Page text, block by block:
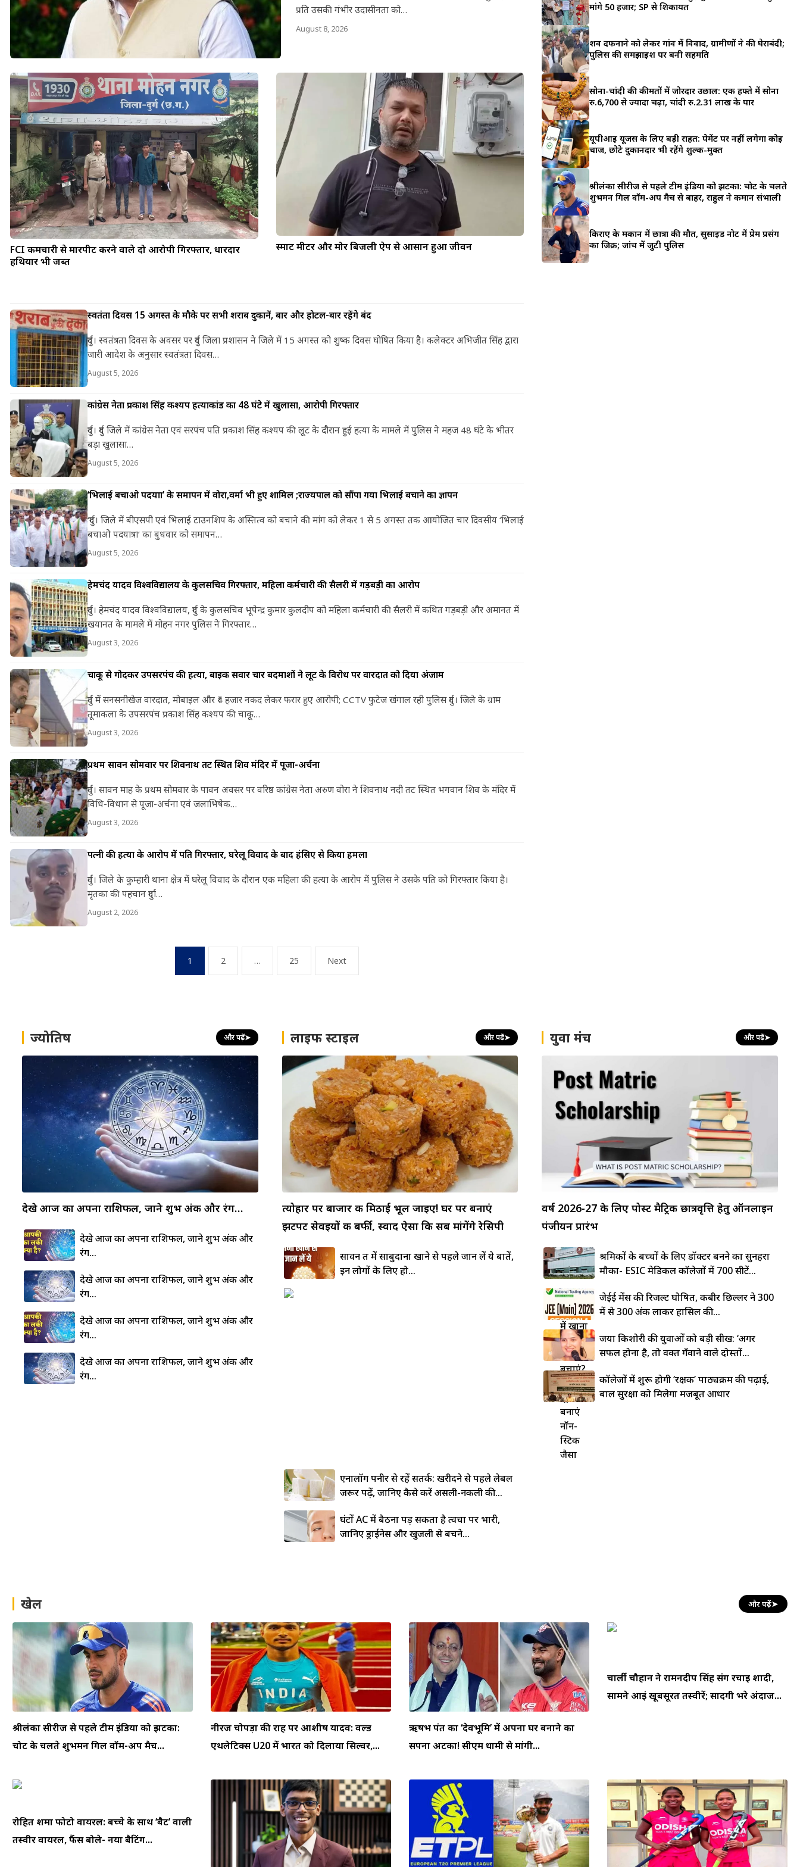
प्रति उसकी गंभीर उदासीनता को…
August 8, 2026
FCI कर्मचारी से मारपीट करने वाले दो आरोपी गिरफ्तार, धारदार
हथियार भी जब्त
स्मार्ट मीटर और मोर बिजली ऐप से आसान हुआ जीवन
स्वतंत्रता दिवस 15 अगस्त के मौके पर सभी शराब दुकानें, बार और होटल-बार रहेंगे बंद
दुर्ग। स्वतंत्रता दिवस के अवसर पर दुर्ग जिला प्रशासन ने जिले में 15 अगस्त को शुष्क दिवस घोषित किया है। कलेक्टर अभिजीत सिंह द्वारा
जारी आदेश के अनुसार स्वतंत्रता दिवस…
August 5, 2026
कांग्रेस नेता प्रकाश सिंह कश्यप हत्याकांड का 48 घंटे में खुलासा, आरोपी गिरफ्तार
दुर्ग। दुर्ग जिले में कांग्रेस नेता एवं सरपंच पति प्रकाश सिंह कश्यप की लूट के दौरान हुई हत्या के मामले में पुलिस ने महज 48 घंटे के भीतर
बड़ा खुलासा…
August 5, 2026
‘भिलाई बचाओ पदयात्रा’ के समापन में वोरा,वर्मा भी हुए शामिल ;राज्यपाल को सौंपा गया भिलाई बचाने का ज्ञापन
‘दुर्ग। जिले में बीएसपी एवं भिलाई टाउनशिप के अस्तित्व को बचाने की मांग को लेकर 1 से 5 अगस्त तक आयोजित चार दिवसीय ‘भिलाई
बचाओ पदयात्रा’ का बुधवार को समापन…
August 5, 2026
हेमचंद यादव विश्वविद्यालय के कुलसचिव गिरफ्तार, महिला कर्मचारी की सैलरी में गड़बड़ी का आरोप
दुर्ग। हेमचंद यादव विश्वविद्यालय, दुर्ग के कुलसचिव भूपेन्द्र कुमार कुलदीप को महिला कर्मचारी की सैलरी में कथित गड़बड़ी और अमानत में
खयानत के मामले में मोहन नगर पुलिस ने गिरफ्तार…
August 3, 2026
चाकू से गोदकर उपसरपंच की हत्या, बाइक सवार चार बदमाशों ने लूट के विरोध पर वारदात को दिया अंजाम
दुर्ग में सनसनीखेज वारदात, मोबाइल और ₹4 हजार नकद लेकर फरार हुए आरोपी; CCTV फुटेज खंगाल रही पुलिस दुर्ग। जिले के ग्राम
तूमाकला के उपसरपंच प्रकाश सिंह कश्यप की चाकू…
August 3, 2026
प्रथम सावन सोमवार पर शिवनाथ तट स्थित शिव मंदिर में पूजा-अर्चना
दुर्ग। सावन माह के प्रथम सोमवार के पावन अवसर पर वरिष्ठ कांग्रेस नेता अरुण वोरा ने शिवनाथ नदी तट स्थित भगवान शिव के मंदिर में
विधि-विधान से पूजा-अर्चना एवं जलाभिषेक…
August 3, 2026
पत्नी की हत्या के आरोप में पति गिरफ्तार, घरेलू विवाद के बाद हंसिए से किया हमला
दुर्ग। जिले के कुम्हारी थाना क्षेत्र में घरेलू विवाद के दौरान एक महिला की हत्या के आरोप में पुलिस ने उसके पति को गिरफ्तार किया है।
मृतका की पहचान दुर्गा…
August 2, 2026
1 2 … 25 Next
मांगे 50 हजार; SP से शिकायत
शव दफनाने को लेकर गांव में विवाद, ग्रामीणों ने की घेराबंदी;
पुलिस की समझाइश पर बनी सहमति
सोना-चांदी की कीमतों में जोरदार उछाल: एक हफ्ते में सोना
रु.6,700 से ज्यादा चढ़ा, चांदी रु.2.31 लाख के पार
यूपीआई यूजर्स के लिए बड़ी राहत: पेमेंट पर नहीं लगेगा कोई
चार्ज, छोटे दुकानदार भी रहेंगे शुल्क-मुक्त
श्रीलंका सीरीज से पहले टीम इंडिया को झटका: चोट के चलते
शुभमन गिल वॉर्म-अप मैच से बाहर, राहुल ने कमान संभाली
किराए के मकान में छात्रा की मौत, सुसाइड नोट में प्रेम प्रसंग
का जिक्र; जांच में जुटी पुलिस
ज्योतिष और पढ़ें➤
देखे आज का अपना राशिफल, जाने शुभ अंक और रंग…
देखे आज का अपना राशिफल, जाने शुभ अंक और
रंग…
देखे आज का अपना राशिफल, जाने शुभ अंक और
रंग…
देखे आज का अपना राशिफल, जाने शुभ अंक और
रंग…
देखे आज का अपना राशिफल, जाने शुभ अंक और
रंग…
लाइफ स्टाइल और पढ़ें➤
त्योहार पर बाजार की मिठाई भूल जाइए! घर पर बनाएं
झटपट सेवइयों की बर्फी, स्वाद ऐसा कि सब मांगेंगे रेसिपी
सावन व्रत में साबुदाना खाने से पहले जान लें ये बातें,
इन लोगों के लिए हो...
लोहे की
कड़ाही
में खाना
चिपकने
से कैसे
बचाएं?
5 देसी
ट्रिक्स से
बनाएं
नॉन-
स्टिक
जैसा
एनालॉग पनीर से रहें सतर्क: खरीदने से पहले लेबल
जरूर पढ़ें, जानिए कैसे करें असली-नकली की...
घंटों AC में बैठना पड़ सकता है त्वचा पर भारी,
जानिए ड्राईनेस और खुजली से बचने...
युवा मंच और पढ़ें➤
वर्ष 2026-27 के लिए पोस्ट मैट्रिक छात्रवृत्ति हेतु ऑनलाइन
पंजीयन प्रारंभ
श्रमिकों के बच्चों के लिए डॉक्टर बनने का सुनहरा
मौका- ESIC मेडिकल कॉलेजों में 700 सीटें...
जेईई मेंस की रिजल्ट घोषित, कबीर छिल्लर ने 300
में से 300 अंक लाकर हासिल की...
जया किशोरी की युवाओं को बड़ी सीख: ‘अगर
सफल होना है, तो वक्त गँवाने वाले दोस्तों...
कॉलेजों में शुरू होगी ‘रक्षक’ पाठ्यक्रम की पढ़ाई,
बाल सुरक्षा को मिलेगा मजबूत आधार
खेल और पढ़ें➤
श्रीलंका सीरीज से पहले टीम इंडिया को झटका:
चोट के चलते शुभमन गिल वॉर्म-अप मैच...
नीरज चोपड़ा की राह पर आशीष यादव: वर्ल्ड
एथलेटिक्स U20 में भारत को दिलाया सिल्वर,...
ऋषभ पंत का ‘देवभूमि’ में अपना घर बनाने का
सपना अटका! सीएम धामी से मांगी...
चार्ली चौहान ने रामनदीप सिंह संग रचाई शादी,
सामने आईं खूबसूरत तस्वीरें; सादगी भरे अंदाज...
रोहित शर्मा फोटो वायरल: बच्चे के साथ ‘बैट’ वाली
तस्वीर वायरल, फैंस बोले- नया बैटिंग...
a